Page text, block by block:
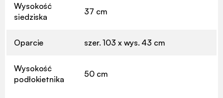
Wysokość
siedziska
37 cm
Oparcie szer. 103 x wys. 43 cm
Wysokość
podłokietnika
50 cm